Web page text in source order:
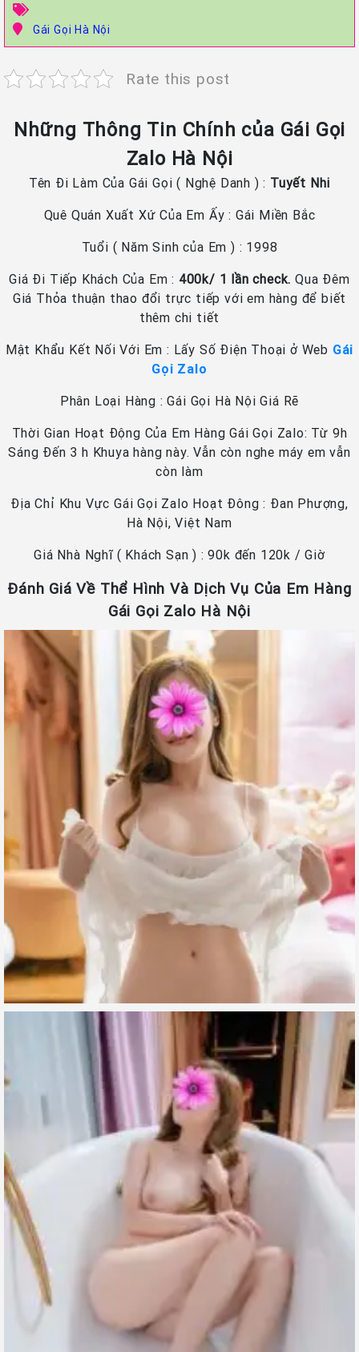
Gái Gọi Hà Nội
Rate this post
Những Thông Tin Chính của Gái Gọi
Zalo Hà Nội
Tên Đi Làm Của Gái Gọi ( Nghệ Danh ) : Tuyết Nhi
Quê Quán Xuất Xứ Của Em Ấy : Gái Miền Bắc
Tuổi ( Năm Sinh của Em ) : 1998
Giá Đi Tiếp Khách Của Em : 400k/ 1 lần check. Qua Đêm
Giá Thỏa thuận thao đổi trực tiếp với em hàng để biết
thêm chi tiết
Mật Khẩu Kết Nối Với Em : Lấy Số Điện Thoại ở Web Gái
Gọi Zalo
Phân Loại Hàng : Gái Gọi Hà Nội Giá Rẽ
Thời Gian Hoạt Động Của Em Hàng Gái Gọi Zalo: Từ 9h
Sáng Đến 3 h Khuya hàng này. Vẫn còn nghe máy em vẫn
còn làm
Địa Chỉ Khu Vực Gái Gọi Zalo Hoạt Đông : Đan Phượng,
Hà Nội, Việt Nam
Giá Nhà Nghĩ ( Khách Sạn ) : 90k đến 120k / Giờ
Đánh Giá Về Thể Hình Và Dịch Vụ Của Em Hàng
Gái Gọi Zalo Hà Nội